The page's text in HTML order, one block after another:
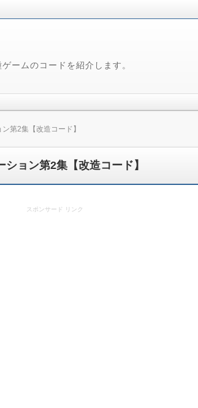
ームのコードを紹介します。
第2集【改造コード】
ション第2集【改造コード】
スポンサード リンク